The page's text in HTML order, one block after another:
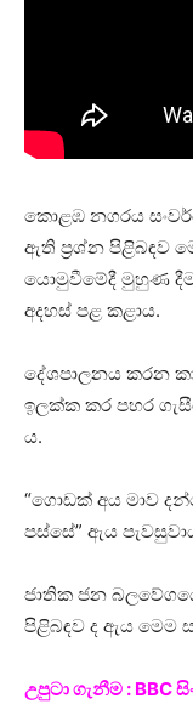
කොළඹ නගරය
ඇති ප්‍රශ්න පිළිබඳව
යොමුවීමේදී මුහුණ
අදහස් පළ කළාය.
දේශපාලනය කරන
ඉලක්ක කර පහර
ය.
“ගොඩක් අය මාව
පස්සේ” ඇය
ජාතික ජන
පිළිබඳව ද ඇය මෙම
උපුටා ගැනීම : BBC